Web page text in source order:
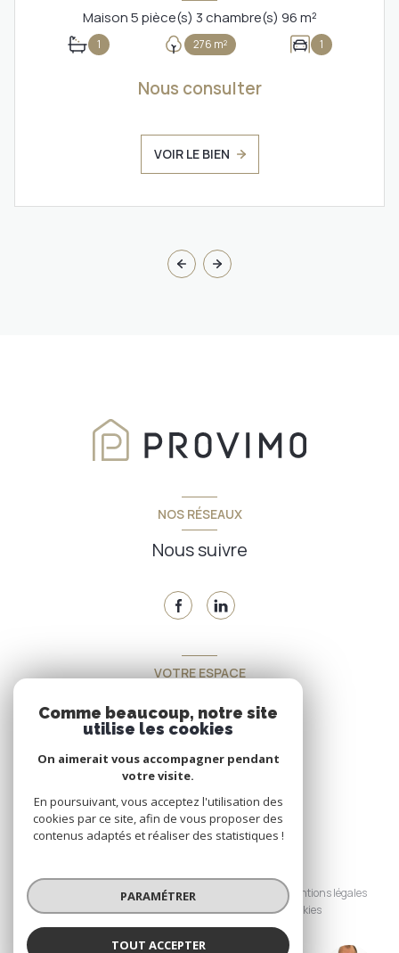
Maison 5 pièce(s) 3 chambre(s) 96 m²
1 276 m² 1
Nous consulter
VOIR LE BIEN
NOS RÉSEAUX
Nous suivre
VOTRE ESPACE
Espace propriétaire
SE CONNECTER
Nos honoraires
Nos partenaires
Mentions légales
Admin
Politique RGPD Cookies
Réalisé par :
Comme beaucoup, notre site
utilise les cookies
On aimerait vous accompagner pendant
votre visite.
En poursuivant, vous acceptez l'utilisation des
cookies par ce site, afin de vous proposer des
contenus adaptés et réaliser des statistiques !
PARAMÉTRER
TOUT ACCEPTER